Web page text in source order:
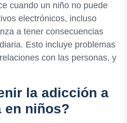
cuando un niño no puede
electrónicos, incluso
a tener consecuencias
Esto incluye problemas
con las personas, y
la adicción a
en niños?